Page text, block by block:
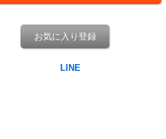
お気に入り登録